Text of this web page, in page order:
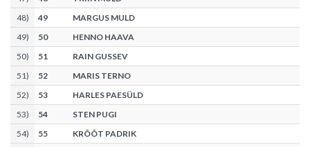
48) 49
MARGUS MULD
49) 50
HENNO HAAVA
50) 51
RAIN GUSSEV
51) 52
MARIS TERNO
52) 53
HARLES PAESÜLD
53) 54
STEN PUGI
54) 55
KRÕÕT PADRIK